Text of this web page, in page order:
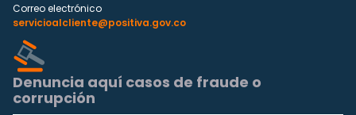
Correo electrónico
servicioalcliente@positiva.gov.co
Denuncia aquí casos de fraude o
corrupción